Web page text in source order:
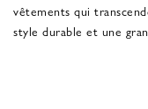
vêtements qui
style durable et une